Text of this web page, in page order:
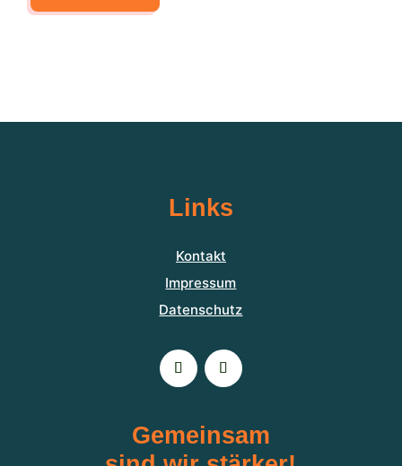
Links
Kontakt
Impressum
Datenschutz
Gemeinsam